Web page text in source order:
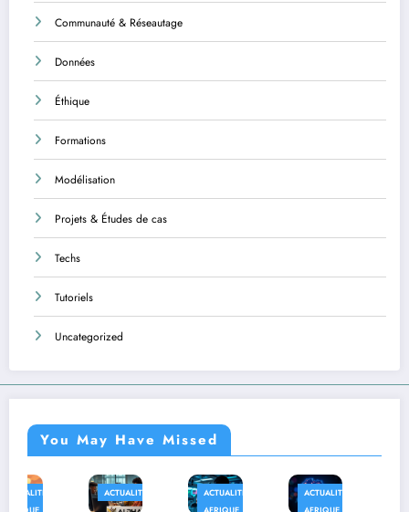
Communauté & Réseautage
Données
Éthique
Formations
Modélisation
Projets & Études de cas
Techs
Tutoriels
Uncategorized
You May Have Missed
ACTUALITÉS
ACTUALITÉS